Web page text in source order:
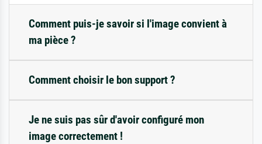
Comment puis-je savoir si l'image convient à
ma pièce ?
Comment choisir le bon support ?
Je ne suis pas sûr d'avoir configuré mon
image correctement !